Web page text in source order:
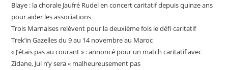
Blaye : la chorale Jaufré Rudel en concert caritatif depuis quinze ans
pour aider les associations
Trois Marnaises relèvent pour la deuxième fois le défi caritatif
Trek’in Gazelles du 9 au 14 novembre au Maroc
« J’étais pas au courant » : annoncé pour un match caritatif avec
Zidane, Jul n’y sera « malheureusement pas